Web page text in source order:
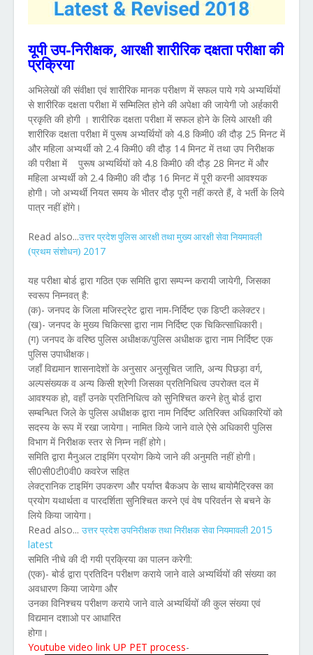
यूपी उप-निरीक्षक, आरक्षी शारीरिक दक्षता परीक्षा की
प्रक्रिया
अभिलेखों की संवीक्षा एवं शारीरिक मानक परीक्षण में सफल पाये गये अभ्यर्थियों
से शारीरिक दक्षता परीक्षा में सम्मिलित होने की अपेक्षा की जायेगी जो अर्हकारी
प्रकृति की होगी । शारीरिक दक्षता परीक्षा में सफल होने के लिये आरक्षी की
शारीरिक दक्षता परीक्षा में पुरूष अभ्यर्थियों को 4.8 किमी0 की दौड़ 25 मिनट में
और महिला अभ्यर्थी को 2.4 किमी0 की दौड़ 14 मिनट में तथा उप निरीक्षक
की परीक्षा में पुरूष अभ्यर्थियों को 4.8 किमी0 की दौड़ 28 मिनट में और
महिला अभ्यर्थी को 2.4 किमी0 की दौड़ 16 मिनट में पूरी करनी आवश्यक
होगी। जो अभ्यर्थी नियत समय के भीतर दौड़ पूरी नहीं करते हैं, वे भर्ती के लिये
पात्र नहीं होंगे।
Read also...उत्तर प्रदेश पुलिस आरक्षी तथा मुख्य आरक्षी सेवा नियमावली
(प्रथम संशोधन) 2017
यह परीक्षा बोर्ड द्वारा गठित एक समिति द्वारा सम्पन्न करायी जायेगी, जिसका
स्वरूप निम्नवत् है:
(क)- जनपद के जिला मजिस्ट्रेट द्वारा नाम-निर्दिष्ट एक डिप्टी कलेक्टर।
(ख)- जनपद के मुख्य चिकित्सा द्वारा नाम निर्दिष्ट एक चिकित्साधिकारी।
(ग) जनपद के वरिष्ठ पुलिस अधीक्षक/पुलिस अधीक्षक द्वारा नाम निर्दिष्ट एक
पुलिस उपाधीक्षक।
जहाँ विद्यमान शासनादेशों के अनुसार अनुसूचित जाति, अन्य पिछड़ा वर्ग,
अल्पसंख्यक व अन्य किसी श्रेणी जिसका प्रतिनिधित्व उपरोक्त दल में
आवश्यक हो, वहाँ उनके प्रतिनिधित्व को सुनिश्चित करने हेतु बोर्ड द्वारा
सम्बन्धित जिले के पुलिस अधीक्षक द्वारा नाम निर्दिष्ट अतिरिक्त अधिकारियों को
सदस्य के रूप में रखा जायेगा। नामित किये जाने वाले ऐसे अधिकारी पुलिस
विभाग में निरीक्षक स्तर से निम्न नहीं होगे।
समिति द्वारा मैनुअल टाइमिंग प्रयोग किये जाने की अनुमति नहीं होगी।
सी0सी0टी0वी0 कवरेज सहित
लेक्ट्रानिक टाइमिंग उपकरण और पर्याप्त बैकअप के साथ बायोमैट्रिक्स का
प्रयोग यथार्थता व पारदर्शिता सुनिश्चित करने एवं वेष परिवर्तन से बचने के
लिये किया जायेगा।
Read also...उत्तर प्रदेश उपनिरीक्षक तथा निरीक्षक सेवा नियमावली 2015
latest
समिति नीचे की दी गयी प्रक्रिया का पालन करेगी:
(एक)- बोर्ड द्वारा प्रतिदिन परीक्षण कराये जाने वाले अभ्यर्थियों की संख्या का
अवधारण किया जायेगा और
उनका विनिश्चय परीक्षण कराये जाने वाले अभ्यर्थियों की कुल संख्या एवं
विद्यमान दशाओ पर आधारित
होगा।
Youtube video link UP PET process-